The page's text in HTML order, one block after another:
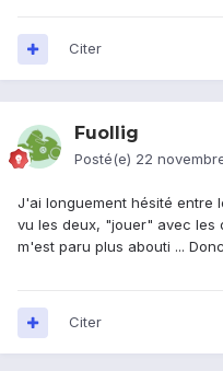
Citer
Fuollig
Posté(e) 22
J'ai longuement hésité entre
vu les deux, "jouer" avec les
m'est paru plus abouti ...
Citer